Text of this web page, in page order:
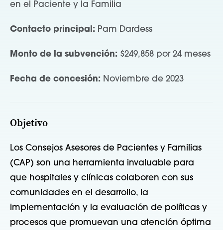
en el Paciente y la Familia
Contacto principal: Pam Dardess
Monto de la subvención: $249,858 por 24 meses
Fecha de concesión: Noviembre de 2023
Objetivo
Los Consejos Asesores de Pacientes y Familias
(CAP) son una herramienta invaluable para
que hospitales y clínicas colaboren con sus
comunidades en el desarrollo, la
implementación y la evaluación de políticas y
procesos que promuevan una atención óptima